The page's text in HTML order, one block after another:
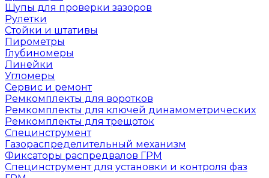
Щупы для проверки зазоров
Рулетки
Стойки и штативы
Пирометры
Глубиномеры
Линейки
Угломеры
Сервис и ремонт
Ремкомплекты для воротков
Ремкомплекты для ключей динамометрических
Ремкомплекты для трещоток
Специнструмент
Газораспределительный механизм
Фиксаторы распредвалов ГРМ
Специнструмент для установки и контроля фаз